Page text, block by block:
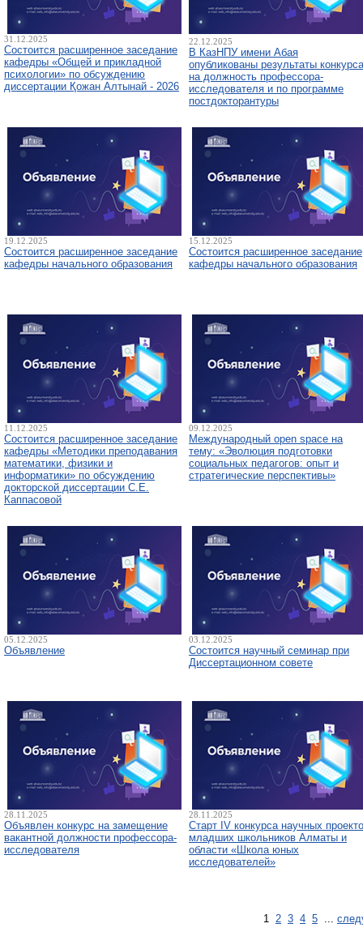
31.12.2025
Состоится расширенное заседание
кафедры «Общей и прикладной
психологии» по обсуждению
диссертации Қожан Алтынай - 2026
22.12.2025
В КазНПУ имени Абая
опубликованы результаты конкурса
на должность профессора-
исследователя и по программе
постдокторантуры
19.12.2025
Состоится расширенное заседание
кафедры начального образования
15.12.2025
Состоится расширенное заседание
кафедры начального образования
11.12.2025
Состоится расширенное заседание
кафедры «Методики преподавания
математики, физики и
информатики» по обсуждению
докторской диссертации С.Е.
Каппасовой
09.12.2025
Международный open space на
тему: «Эволюция подготовки
социальных педагогов: опыт и
стратегические перспективы»
05.12.2025
Объявление
03.12.2025
Состоится научный семинар при
Диссертационном совете
28.11.2025
Объявлен конкурс на замещение
вакантной должности профессора-
исследователя
28.11.2025
Старт IV конкурса научных
младших школьников Алматы и
области «Школа юных
исследователей»
1 2 3 4 5 ...